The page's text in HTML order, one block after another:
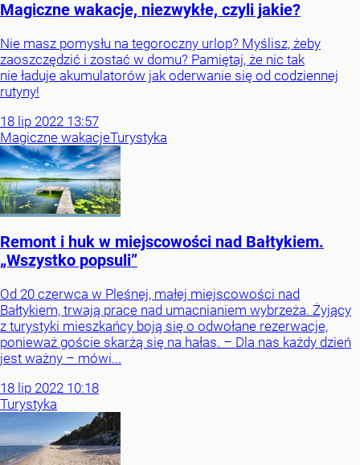
Magiczne wakacje, niezwykłe, czyli jakie?
Nie masz pomysłu na tegoroczny urlop? Myślisz, żeby
zaoszczędzić i zostać w domu? Pamiętaj, że nic tak
nie ładuje akumulatorów jak oderwanie się od codziennej
rutyny!
18 lip 2022 13:57
Magiczne wakacjeTurystyka
Remont i huk w miejscowości nad Bałtykiem.
„Wszystko popsuli”
Od 20 czerwca w Pleśnej, małej miejscowości nad
Bałtykiem, trwają prace nad umacnianiem wybrzeża. Żyjący
z turystyki mieszkańcy boją się o odwołane rezerwacje,
ponieważ goście skarżą się na hałas. – Dla nas każdy dzień
jest ważny – mówi...
18 lip 2022 10:18
Turystyka